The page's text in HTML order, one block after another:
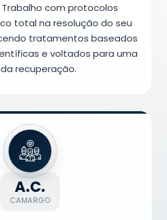
Trabalho com protocolos
total na resolução do seu
tratamentos baseados
e voltados para uma
recuperação.
A.C.
CAMARGO